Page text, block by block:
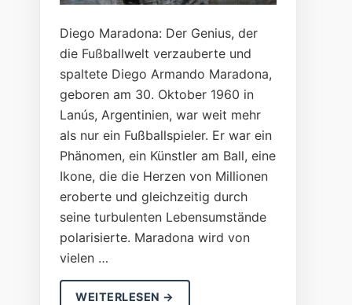
Diego Maradona: Der Genius, der
die Fußballwelt verzauberte und
spaltete Diego Armando Maradona,
geboren am 30. Oktober 1960 in
Lanús, Argentinien, war weit mehr
als nur ein Fußballspieler. Er war ein
Phänomen, ein Künstler am Ball, eine
Ikone, die die Herzen von Millionen
eroberte und gleichzeitig durch
seine turbulenten Lebensumstände
polarisierte. Maradona wird von
vielen …
WEITERLESEN →